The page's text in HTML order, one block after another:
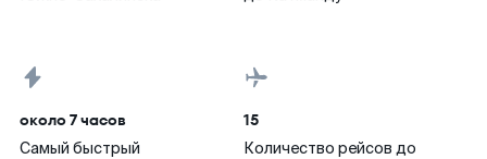
около 7 часов
Самый быстрый
15
Количество рейсов до